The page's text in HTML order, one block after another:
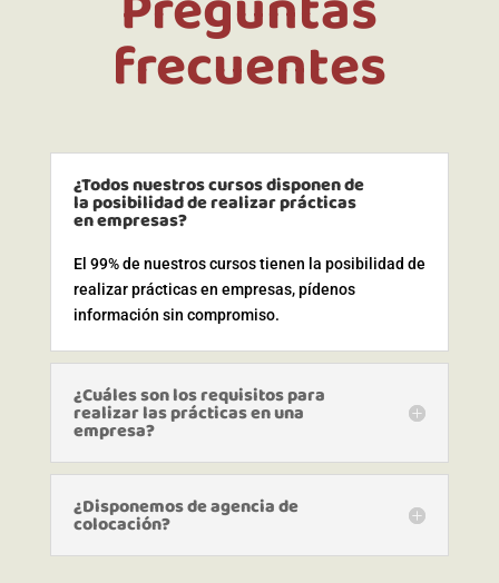
frecuentes
¿Todos nuestros cursos disponen de
la posibilidad de realizar prácticas
en empresas?
El 99% de nuestros cursos tienen la posibilidad de
realizar prácticas en empresas, pídenos
información sin compromiso.
¿Cuáles son los requisitos para
realizar las prácticas en una
empresa?
¿Disponemos de agencia de
colocación?